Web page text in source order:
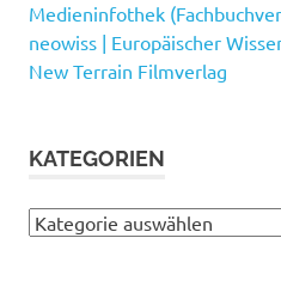
Medieninfothek
neowiss | Europäischer
New Terrain Filmverlag
KATEGORIEN
Kategorien